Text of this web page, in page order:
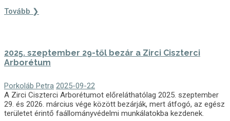
Tovább ❯
2025. szeptember 29-től bezár a Zirci Ciszterci
Arborétum
Porkoláb Petra 2025-09-22
A Zirci Ciszterci Arborétumot előreláthatólag 2025. szeptember
29. és 2026. március vége között bezárják, mert átfogó, az egész
területet érintő faállományvédelmi munkálatokba kezdenek.